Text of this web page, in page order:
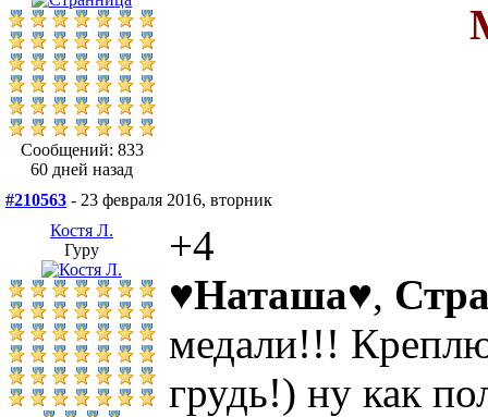
Сообщений: 833
60 дней назад
#210563 - 23 февраля 2016, вторник
Костя Л.
Гуру
+4
♥Наташа♥,
медали!!! Креплю
грудь!) ну как